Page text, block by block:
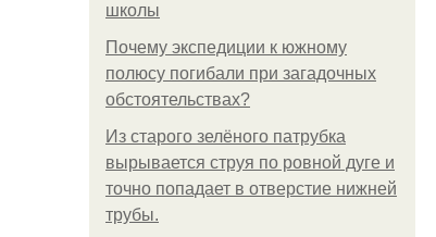
школы
Почему экспедиции к южному
полюсу погибали при загадочных
обстоятельствах?
Из старого зелёного патрубка
вырывается струя по ровной дуге и
точно попадает в отверстие нижней
трубы.